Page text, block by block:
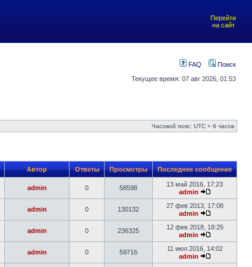
Перейти
на сайт
FAQ
Поиск
Текущее время: 07 авг 2026, 01:53
Часовой пояс: UTC + 6 часов
Автор Ответы Просмотры Последнее сообщение
admin 0 58598
13 май 2016, 17:23
admin
admin 0 130132
27 фев 2013, 17:08
admin
admin 0 236325
12 фев 2018, 18:25
admin
admin 0 59716
11 июл 2016, 14:02
admin